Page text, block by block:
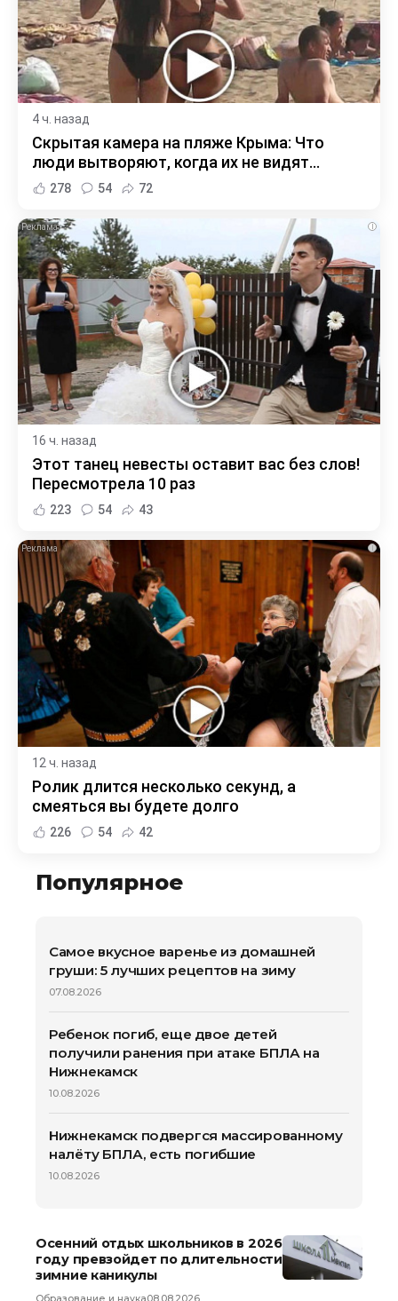
4 ч. назад
Скрытая камера на пляже Крыма: Что
люди вытворяют, когда их не видят...
278 54 72
i
16 ч. назад
Этот танец невесты оставит вас без слов!
Пересмотрела 10 раз
223 54 43
i
12 ч. назад
Ролик длится несколько секунд, а
смеяться вы будете долго
226 54 42
Популярное
Самое вкусное варенье из домашней
груши: 5 лучших рецептов на зиму
07.08.2026
Ребенок погиб, еще двое детей
получили ранения при атаке БПЛА на
Нижнекамск
10.08.2026
Нижнекамск подвергся массированному
налёту БПЛА, есть погибшие
10.08.2026
Осенний отдых школьников в 2026
году превзойдет по длительности
зимние каникулы
Образование и наука08.08.2026